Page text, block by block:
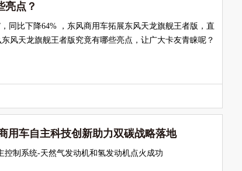
亮点？
同比下降64% ，东风商用车拓展东风天龙旗舰王者版，直
风天龙旗舰王者版究竟有哪些亮点，让广大卡友青睐呢？
用车自主科技创新助力双碳战略落地
控制系统-天然气发动机和氢发动机点火成功